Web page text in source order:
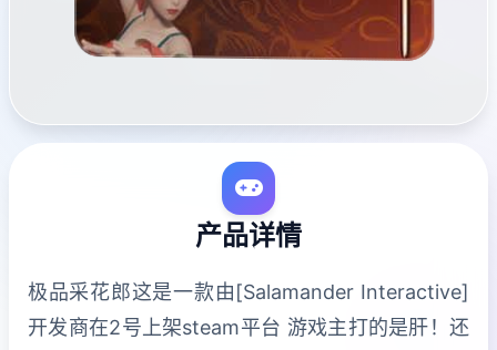
产品详情
极品采花郎这是一款由[Salamander Interactive]
开发商在2号上架steam平台 游戏主打的是肝！还